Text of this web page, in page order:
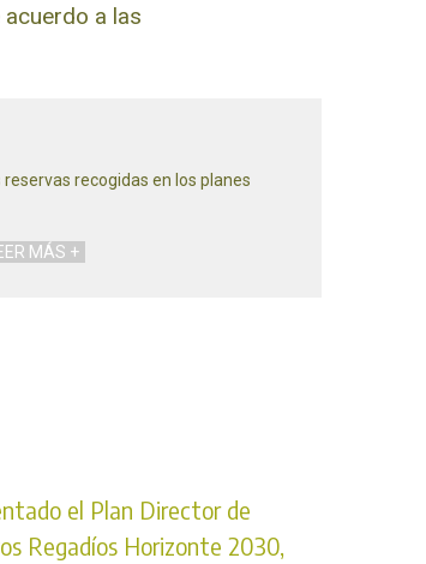
a las
recogidas en los planes
MÁS +
el Plan Director de
Regadíos Horizonte 2030,